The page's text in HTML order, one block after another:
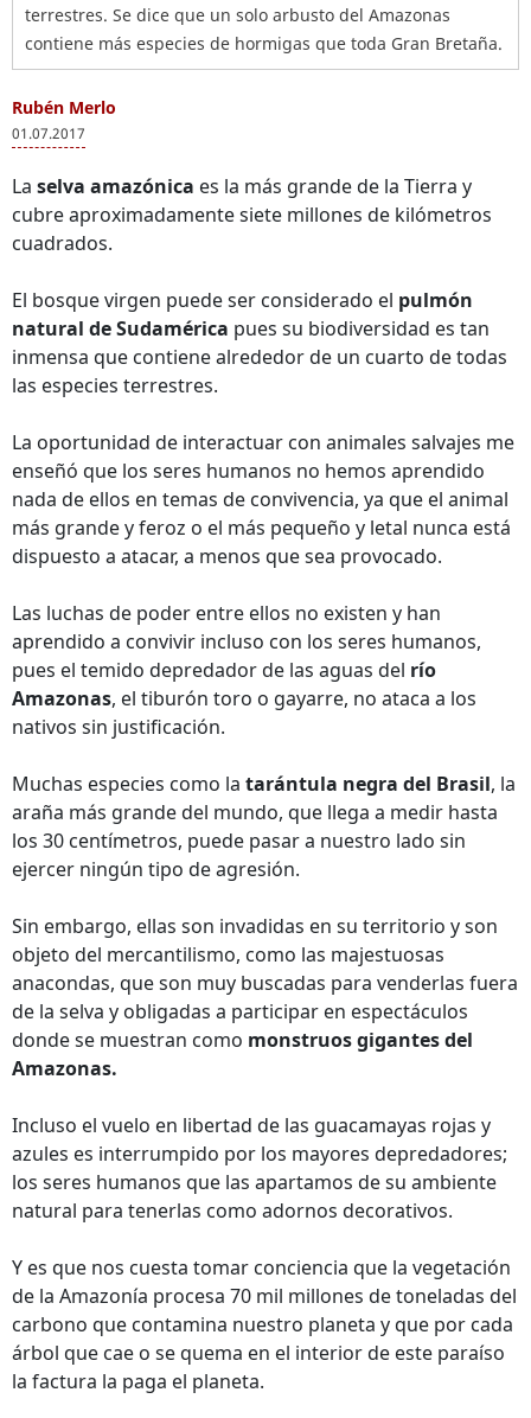
terrestres. Se dice que un solo arbusto del Amazonas
contiene más especies de hormigas que toda Gran Bretaña.
Rubén Merlo
01.07.2017
La selva amazónica es la más grande de la Tierra y
cubre aproximadamente siete millones de kilómetros
cuadrados.
El bosque virgen puede ser considerado el pulmón
natural de Sudamérica pues su biodiversidad es tan
inmensa que contiene alrededor de un cuarto de todas
las especies terrestres.
La oportunidad de interactuar con animales salvajes me
enseñó que los seres humanos no hemos aprendido
nada de ellos en temas de convivencia, ya que el animal
más grande y feroz o el más pequeño y letal nunca está
dispuesto a atacar, a menos que sea provocado.
Las luchas de poder entre ellos no existen y han
aprendido a convivir incluso con los seres humanos,
pues el temido depredador de las aguas del río
Amazonas, el tiburón toro o gayarre, no ataca a los
nativos sin justificación.
Muchas especies como la tarántula negra del Brasil, la
araña más grande del mundo, que llega a medir hasta
los 30 centímetros, puede pasar a nuestro lado sin
ejercer ningún tipo de agresión.
Sin embargo, ellas son invadidas en su territorio y son
objeto del mercantilismo, como las majestuosas
anacondas, que son muy buscadas para venderlas fuera
de la selva y obligadas a participar en espectáculos
donde se muestran como monstruos gigantes del
Amazonas.
Incluso el vuelo en libertad de las guacamayas rojas y
azules es interrumpido por los mayores depredadores;
los seres humanos que las apartamos de su ambiente
natural para tenerlas como adornos decorativos.
Y es que nos cuesta tomar conciencia que la vegetación
de la Amazonía procesa 70 mil millones de toneladas del
carbono que contamina nuestro planeta y que por cada
árbol que cae o se quema en el interior de este paraíso
la factura la paga el planeta.